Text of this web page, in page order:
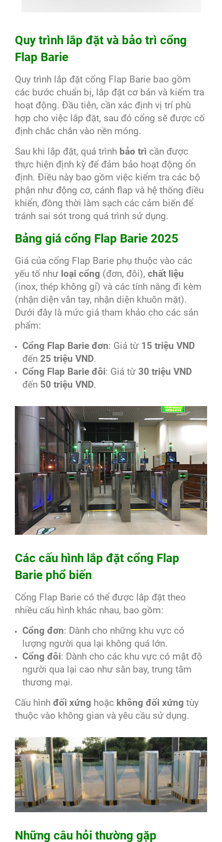
Quy trình lắp đặt và bảo trì cổng
Flap Barie
Quy trình lắp đặt cổng Flap Barie bao gồm
các bước chuẩn bị, lắp đặt cơ bản và kiểm tra
hoạt động. Đầu tiên, cần xác định vị trí phù
hợp cho việc lắp đặt, sau đó cổng sẽ được cố
định chắc chắn vào nền móng.
Sau khi lắp đặt, quá trình bảo trì cần được
thực hiện định kỳ để đảm bảo hoạt động ổn
định. Điều này bao gồm việc kiểm tra các bộ
phận như động cơ, cánh flap và hệ thống điều
khiển, đồng thời làm sạch các cảm biến để
tránh sai sót trong quá trình sử dụng.
Bảng giá cổng Flap Barie 2025
Giá của cổng Flap Barie phụ thuộc vào các
yếu tố như loại cổng (đơn, đôi), chất liệu
(inox, thép không gỉ) và các tính năng đi kèm
(nhận diện vân tay, nhận diện khuôn mặt).
Dưới đây là mức giá tham khảo cho các sản
phẩm:
Cổng Flap Barie đơn: Giá từ 15 triệu VND
đến 25 triệu VND.
Cổng Flap Barie đôi: Giá từ 30 triệu VND
đến 50 triệu VND.
Các cấu hình lắp đặt cổng Flap
Barie phổ biến
Cổng Flap Barie có thể được lắp đặt theo
nhiều cấu hình khác nhau, bao gồm:
Cổng đơn: Dành cho những khu vực có
lượng người qua lại không quá lớn.
Cổng đôi: Dành cho các khu vực có mật độ
người qua lại cao như sân bay, trung tâm
thương mại.
Cấu hình đối xứng hoặc không đối xứng tùy
thuộc vào không gian và yêu cầu sử dụng.
Những câu hỏi thường gặp